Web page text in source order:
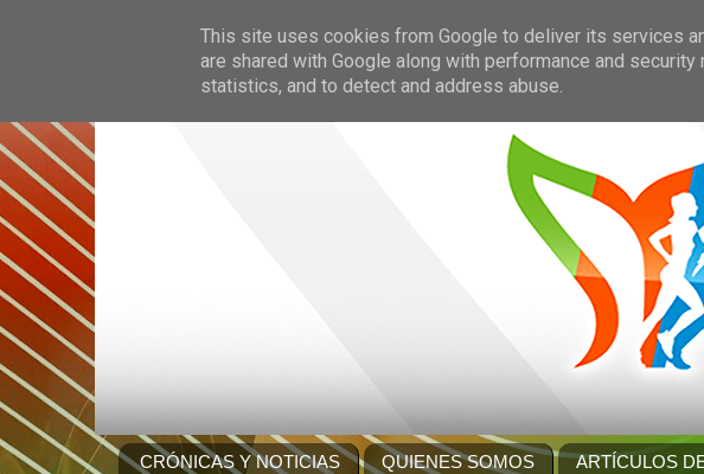
CRÓNICAS Y NOTICIAS QUIENES SOMOS ARTÍCULOS
This site uses cookies from Google to deliver its services
are shared with Google along with performance and
statistics, and to detect and address abuse.